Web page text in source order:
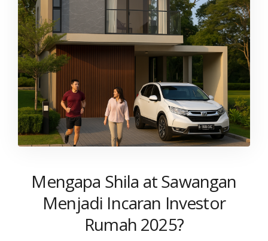
Mengapa Shila at Sawangan
Menjadi Incaran Investor
Rumah 2025?